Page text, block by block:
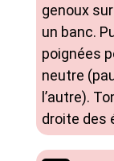
genoux
un banc.
poignées
neutre
l’autre).
droite des